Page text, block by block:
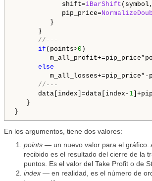
shift=iBarShift
pip_price=
}
}
//---
if (points>0 )
else
m_all_losses+=pip_price*-
//---
data[index]=data[index- 1
}
En los argumentos, tiene dos valores:
points — un nuevo valor para el gráfico.
recibido es el resultado del cierre de la
puntos. Es el valor del Take Profit o de
index — en realidad, es el número de